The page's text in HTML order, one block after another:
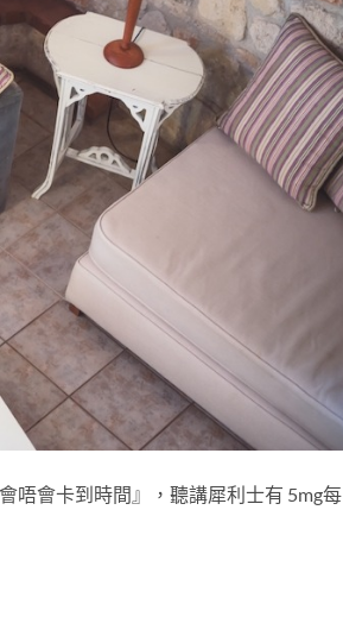
唔會卡到時間』，聽講犀利士有 5mg每